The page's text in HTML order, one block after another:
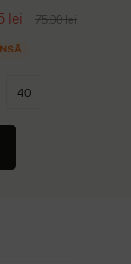
lei 75.00 lei
40